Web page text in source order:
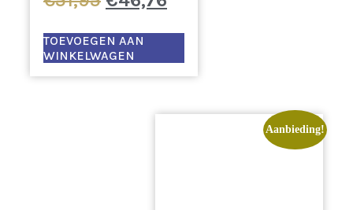
was:
€51,95.€46,76.
TOEVOEGEN AAN
WINKELWAGEN
Aanbieding!